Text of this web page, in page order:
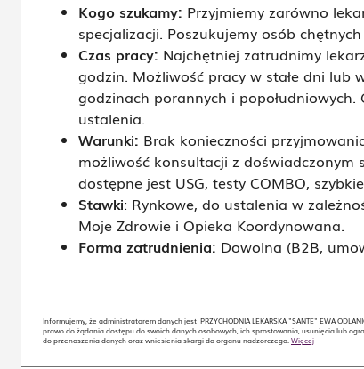
Kogo szukamy: Przyjmiemy zarówno
specjalizacji. Poszukujemy osób chętnych
Czas pracy: Najchętniej zatrudnimy
godzin. Możliwość pracy w stałe dni lub
godzinach porannych i
ustalenia.
Warunki: Brak konieczności
możliwość konsultacji z doświadczonym
dostępne jest USG, testy COMBO,
Stawki: Rynkowe, do ustalenia w
Moje Zdrowie i Opieka Koordynowana.
Forma zatrudnienia: Dowolna (B2B,
Informujemy, że administratorem danych jest PRZYCHODNIA LEKARSKA "SANTE" EWA
prawo do żądania dostępu do swoich danych osobowych, ich sprostowania, usunięcia lub
do przenoszenia danych oraz wniesienia skargi do organu nadzorczego. Więcej